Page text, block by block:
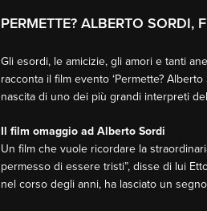
PERMETTE? ALBERTO SORDI,
Gli esordi, le amicizie, gli amori e tanti
racconta il film evento ‘Permette?
nascita di uno dei più grandi interpreti
Il film omaggio ad Alberto Sordi
Un film che vuole ricordare la
permesso di essere tristi”, disse di lui
nel corso degli anni, ha lasciato un